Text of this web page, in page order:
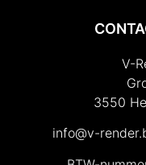
V-
3550
info@v-